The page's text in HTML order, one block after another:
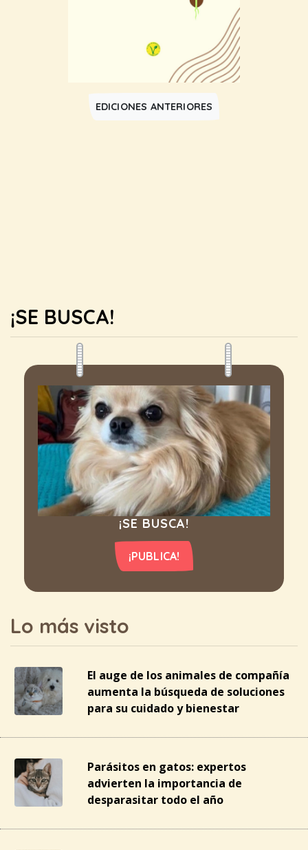
EDICIONES ANTERIORES
¡SE BUSCA!
¡SE BUSCA!
¡PUBLICA!
Lo más visto
El auge de los animales de compañía
aumenta la búsqueda de soluciones
para su cuidado y bienestar
Parásitos en gatos: expertos
advierten la importancia de
desparasitar todo el año